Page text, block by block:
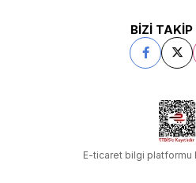
BİZİ TAKİP
E-ticaret bilgi platformu